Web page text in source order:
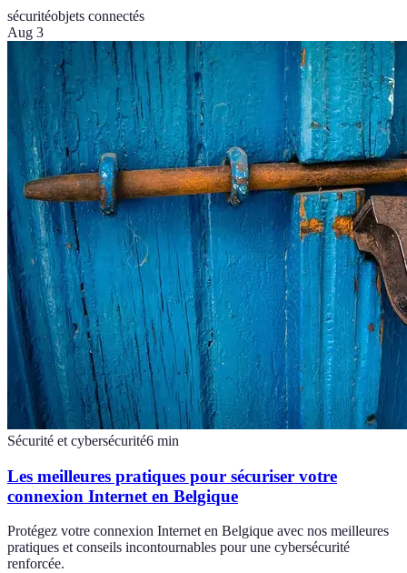
sécuritéobjets connectés
Aug 3
Sécurité et cybersécurité6 min
Les meilleures pratiques pour sécuriser votre
connexion Internet en Belgique
Protégez votre connexion Internet en Belgique avec nos meilleures
pratiques et conseils incontournables pour une cybersécurité
renforcée.